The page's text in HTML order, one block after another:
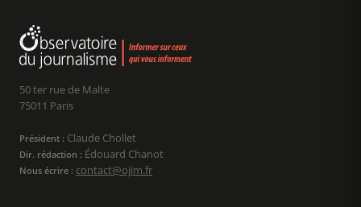
50 ter rue de Malte
75011 Paris
Président : Claude Chollet
Dir. rédaction : Édouard Chanot
Nous écrire : contact@ojim.fr